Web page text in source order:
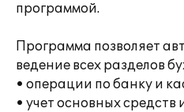
программой.
Программа позволяет
ведение всех разделов
• операции по банку и
• учет основных